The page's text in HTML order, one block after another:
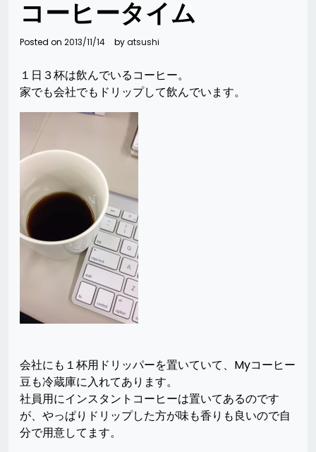
コーヒータイム
Posted on 2013/11/14 byatsushi
１日３杯は飲んでいるコーヒー。
家でも会社でもドリップして飲んでいます。
会社にも１杯用ドリッパーを置いていて、Myコーヒー
豆も冷蔵庫に入れてあります。
社員用にインスタントコーヒーは置いてあるのです
が、やっぱりドリップした方が味も香りも良いので自
分で用意してます。